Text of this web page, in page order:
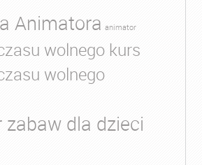
Animatora animator
wolnego kurs
wolnego
dla dzieci